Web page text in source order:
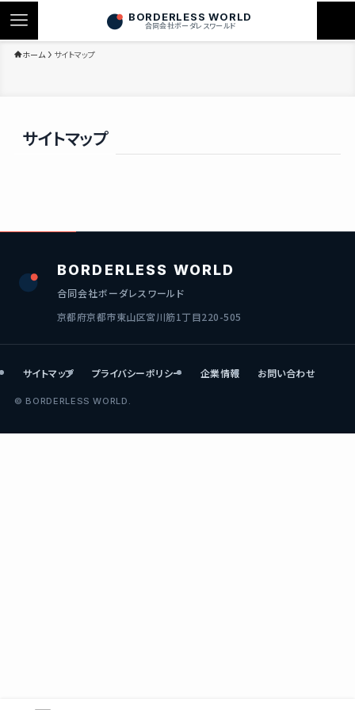
BORDERLESS WORLD
合同会社ボーダレスワールド
ホーム サイトマップ
サイトマップ
BORDERLESS WORLD
合同会社ボーダレスワールド
京都府京都市東山区宮川筋1丁目220-505
サイトマップ プライバシーポリシー 企業情報 お問い合わせ
© BORDERLESS WORLD.